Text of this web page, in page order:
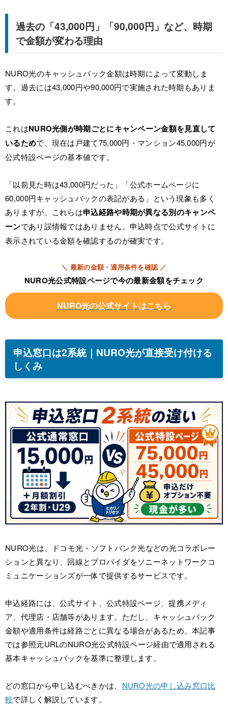
過去の「43,000円」「90,000円」など、時期
で金額が変わる理由
NURO光のキャッシュバック金額は時期によって変動しま
す。過去には43,000円や90,000円で実施された時期もありま
す。
これはNURO光側が時期ごとにキャンペーン金額を見直して
いるためで、現在は戸建て75,000円・マンション45,000円が
公式特設ページの基本値です。
「以前見た時は43,000円だった」「公式ホームページに
60,000円キャッシュバックの表記がある」という現象も多く
ありますが、これらは申込経路や時期が異なる別のキャンペ
ーンであり誤情報ではありません。申込時点で公式サイトに
表示されている金額を確認するのが確実です。
＼ 最新の金額・適用条件を確認 ／
NURO光公式特設ページで今の最新金額をチェック
NURO光の公式サイトはこちら
申込窓口は2系統｜NURO光が直接受け付ける
しくみ
NURO光は、ドコモ光・ソフトバンク光などの光コラボレー
ションと異なり、回線とプロバイダをソニーネットワークコ
ミュニケーションズが一体で提供するサービスです。
申込経路には、公式サイト、公式特設ページ、提携メディ
ア、代理店・店舗等があります。ただし、キャッシュバック
金額や適用条件は経路ごとに異なる場合があるため、本記事
では参照元URLのNURO光公式特設ページ経由で適用される
基本キャッシュバックを基準に整理します。
どの窓口から申し込むべきかは、 NURO光の申し込み窓口比
較で詳しく解説しています。